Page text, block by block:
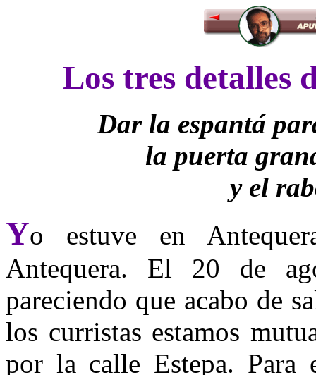
Los tres detalles
Dar la espantá
la puerta
y el
Yo estuve en
Antequera. El 20 de
pareciendo que acabo de
los curristas estamos
por la calle Estepa.